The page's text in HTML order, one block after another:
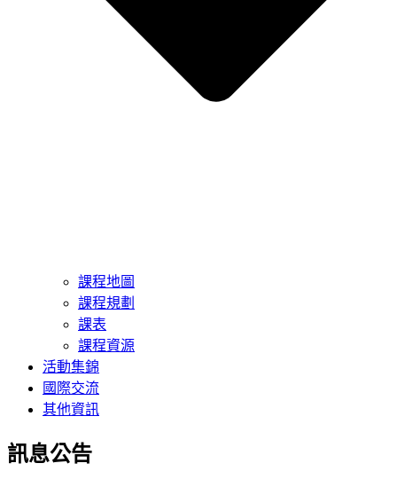
課程地圖
課程規劃
課表
課程資源
活動集錦
國際交流
其他資訊
訊息公告​